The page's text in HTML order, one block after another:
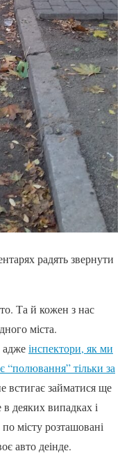
радять звернути
Та й кожен з нас
міста.
аджеінспектори, як ми
“полювання” тільки за
встигає займатися ще
деяких випадках і
місту розташовані
авто деінде.